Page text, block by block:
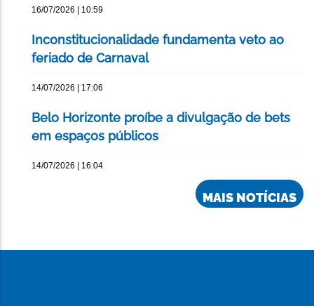
16/07/2026 | 10:59
Inconstitucionalidade fundamenta veto ao
feriado de Carnaval
14/07/2026 | 17:06
Belo Horizonte proíbe a divulgação de bets
em espaços públicos
14/07/2026 | 16:04
MAIS NOTÍCIAS